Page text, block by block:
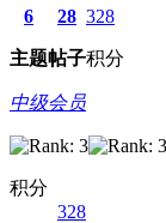
6
主题
28
帖子
328
积分
中级会员
积分
328